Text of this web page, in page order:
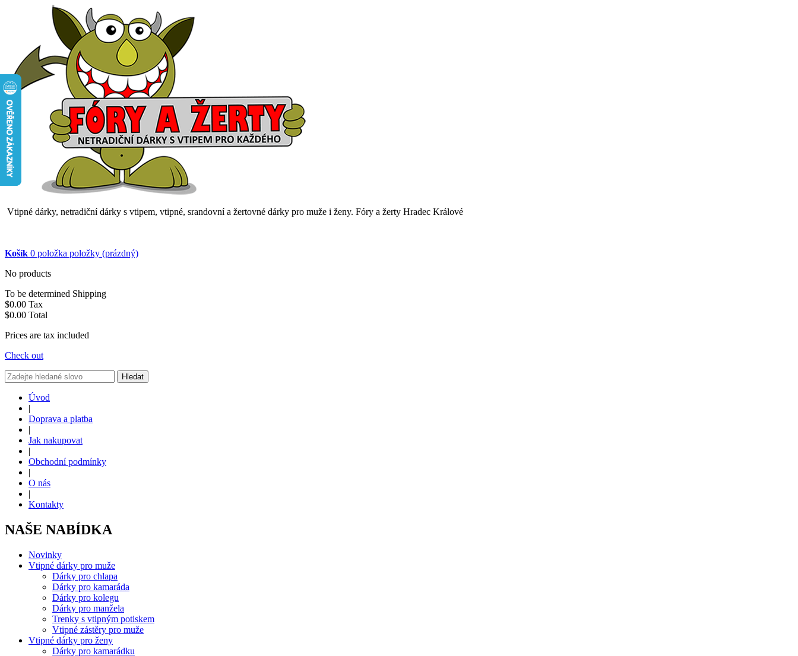
Vtipné dárky, netradiční dárky s vtipem, vtipné, srandovní a žertovné dárky pro muže i ženy. Fóry a žerty Hradec Králové
Košík 0 položka položky (prázdný)
No products
To be determined Shipping
$0.00 Tax
$0.00 Total
Prices are tax included
Check out
Hledat
Úvod
|
Doprava a platba
|
Jak nakupovat
|
Obchodní podmínky
|
O nás
|
Kontakty
NAŠE NABÍDKA
Novinky
Vtipné dárky pro muže
Dárky pro chlapa
Dárky pro kamaráda
Dárky pro kolegu
Dárky pro manžela
Trenky s vtipným potiskem
Vtipné zástěry pro muže
Vtipné dárky pro ženy
Dárky pro kamarádku